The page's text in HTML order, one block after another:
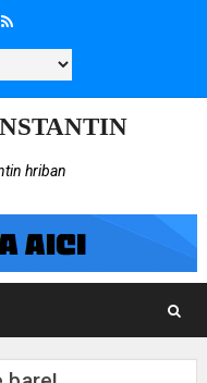
hriban